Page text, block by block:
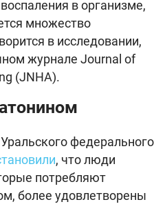
в организме,
множество
в исследовании,
журнале Journal of
(JNHA).
федерального
, что люди
потребляют
более удовлетворены